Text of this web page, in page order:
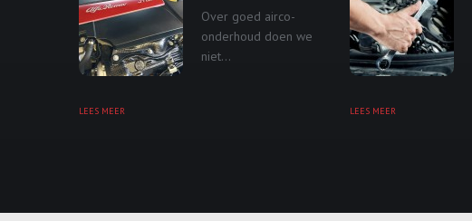
Over goed airco-
onderhoud doen we
niet...
LEES MEER LEES MEER